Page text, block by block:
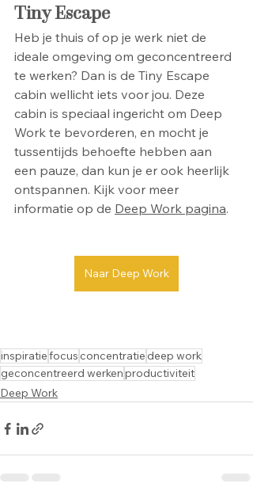
Tiny Escape
Heb je thuis of op je werk niet de
ideale omgeving om geconcentreerd
te werken? Dan is de Tiny Escape
cabin wellicht iets voor jou. Deze
cabin is speciaal ingericht om Deep
Work te bevorderen, en mocht je
tussentijds behoefte hebben aan
een pauze, dan kun je er ook heerlijk
ontspannen. Kijk voor meer
informatie op de Deep Work pagina.
Naar Deep Work
inspiratiefocus concentratie deep work
geconcentreerd werkenproductiviteit
Deep Work